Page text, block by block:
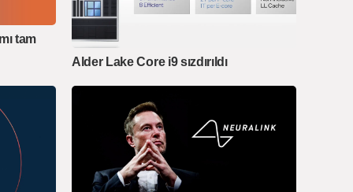
tam
Alder Lake Core i9 sızdırıldı